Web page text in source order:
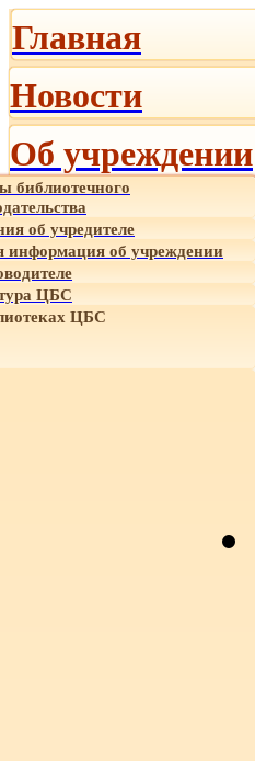
Главная
Новости
Об учреждении
библиотечного
об учредителе
об учреждении
ЦБС
ЦБС